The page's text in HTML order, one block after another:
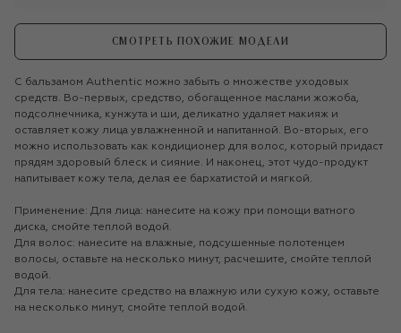
СМОТРЕТЬ ПОХОЖИЕ МОДЕЛИ
С бальзамом Authentic можно забыть о множестве уходовых
средств. Во-первых, средство, обогащенное маслами жожоба,
подсолнечника, кунжута и ши, деликатно удаляет макияж и
оставляет кожу лица увлажненной и напитанной. Во-вторых, его
можно использовать как кондиционер для волос, который придаст
прядям здоровый блеск и сияние. И наконец, этот чудо-продукт
напитывает кожу тела, делая ее бархатистой и мягкой.
Применение: Для лица: нанесите на кожу при помощи ватного
диска, смойте теплой водой.
Для волос: нанесите на влажные, подсушенные полотенцем
волосы, оставьте на несколько минут, расчешите, смойте теплой
водой.
Для тела: нанесите средство на влажную или сухую кожу, оставьте
на несколько минут, смойте теплой водой.